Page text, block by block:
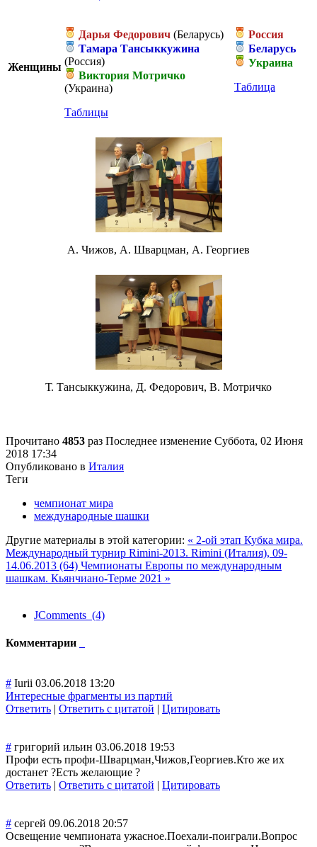
Женщины
Дарья Федорович (Беларусь)
Тамара Тансыккужина
(Россия)
Виктория Мотричко
(Украина)
Таблицы
Россия
Беларусь
Украина
Таблица
А. Чижов, А. Шварцман, А. Георгиев
Т. Тансыккужина, Д. Федорович, В. Мотричко
Прочитано 4853 раз Последнее изменение Суббота, 02 Июня
2018 17:34
Опубликовано в Италия
Теги
чемпионат мира
международные шашки
Другие материалы в этой категории: « 2-ой этап Кубка мира.
Международный турнир Rimini-2013. Rimini (Италия), 09-
14.06.2013 (64) Чемпионаты Европы по международным
шашкам. Кьянчиано-Терме 2021 »
JComments (4)
Комментарии
# Iurii 03.06.2018 13:20
Интересные фрагменты из партий
Ответить | Ответить с цитатой | Цитировать
# григорий ильин 03.06.2018 19:53
Профи есть профи-Шварцман,Чижов,Георгиев.Кто же их
достанет ?Есть желающие ?
Ответить | Ответить с цитатой | Цитировать
# сергей 09.06.2018 20:57
Освещение чемпионата ужасное.Поехали-поиграли.Вопрос